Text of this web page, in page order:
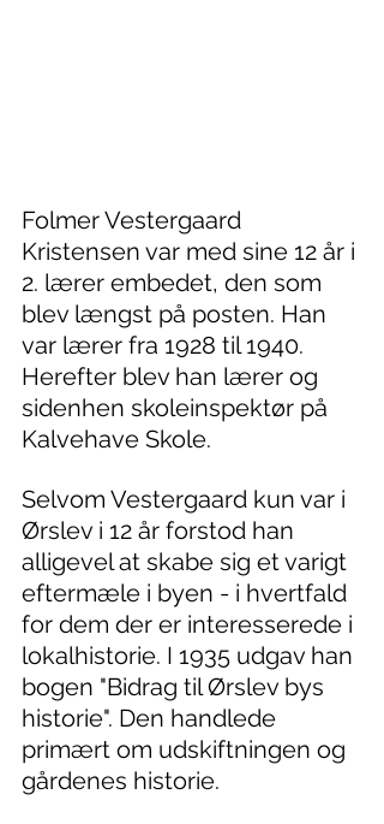
Folmer Vestergaard
Kristensen var med sine 12 år i
2. lærer embedet, den som
blev længst på posten. Han
var lærer fra 1928 til 1940.
Herefter blev han lærer og
sidenhen skoleinspektør på
Kalvehave Skole.
Selvom Vestergaard kun var i
Ørslev i 12 år forstod han
alligevel at skabe sig et varigt
eftermæle i byen - i hvertfald
for dem der er interesserede i
lokalhistorie. I 1935 udgav han
bogen "Bidrag til Ørslev bys
historie". Den handlede
primært om udskiftningen og
gårdenes historie.